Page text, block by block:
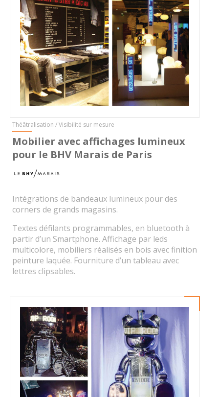
Théâtralisation / Visibilité sur mesure
Mobilier avec affichages lumineux
pour le BHV Marais de Paris
Intégrations de bandeaux lumineux pour des
corners de grands magasins.
Textes défilants programmables, en bluetooth à
partir d’un Smartphone. Affichage par leds
multicolore, mobiliers réalisés en bois avec finition
peinture laquée. Fourniture d’un tableau avec
lettres clipsables.